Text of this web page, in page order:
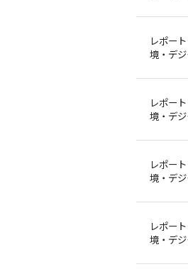
レポー
境・デ
レポー
境・デ
レポー
境・デ
レポー
境・デ